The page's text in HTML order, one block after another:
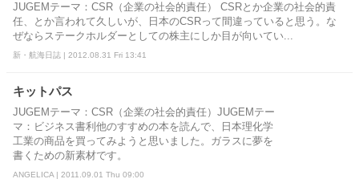
JUGEMテーマ：CSR（企業の社会的責任） CSRとか企業の社会的責
任、とか言われて久しいが、日本のCSRって間違っていると思う。な
ぜならステークホルダーとしての株主にしか目が向いてい...
新・航海日誌 | 2012.08.31 Fri 13:41
キットパス
JUGEMテーマ：CSR（企業の社会的責任）JUGEMテー
マ：ビジネス書利他のすすめの本を読んで、日本理化学
工業の商品を買ってみようと思いました。ガラスに夢を
書くための新素材です。
ANGELICA | 2011.09.01 Thu 09:00